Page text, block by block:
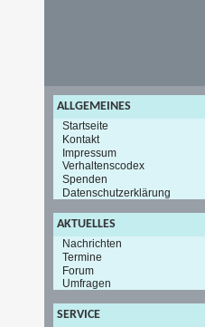
ALLGEMEINES
Startseite
Kontakt
Impressum
Verhaltenscodex
Spenden
Datenschutzerklärung
AKTUELLES
Nachrichten
Termine
Forum
Umfragen
SERVICE